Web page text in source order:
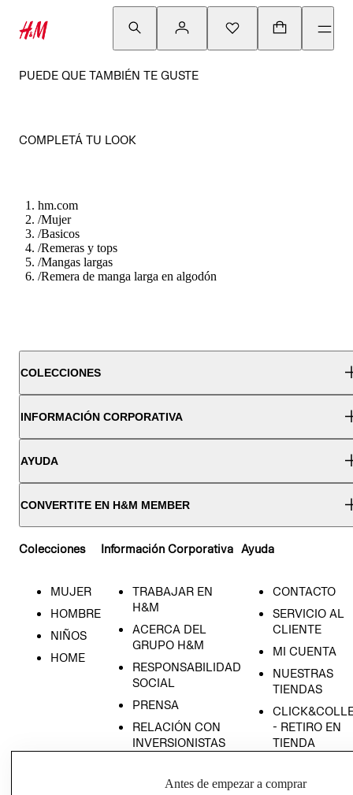
PUEDE QUE TAMBIÉN TE GUSTE
COMPLETÁ TU LOOK
hm.com
/Mujer
/Basicos
/Remeras y tops
/Mangas largas
/Remera de manga larga en algodón
COLECCIONES
INFORMACIÓN CORPORATIVA
AYUDA
CONVERTITE EN H&M MEMBER
Colecciones
MUJER
HOMBRE
NIÑOS
HOME
Información Corporativa
TRABAJAR EN
H&M
ACERCA DEL
GRUPO H&M
RESPONSABILIDAD
SOCIAL
PRENSA
RELACIÓN CON
INVERSIONISTAS
EMPRESARIAL
Ayuda
CONTACTO
SERVICIO AL
CLIENTE
MI CUENTA
NUESTRAS
TIENDAS
- RETIRO EN
TIENDA
CONDICIONES
Antes de empezar a comprar